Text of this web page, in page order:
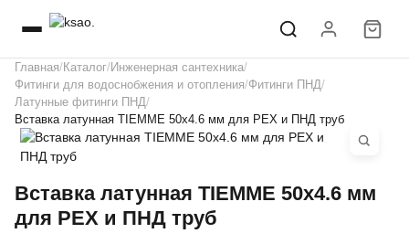
Главная Каталог Инженерная сантехника
Фитинги для водоснобжения и отопления Фитинги ПНД
Латунные фитинги ПНД
Вставка латунная TIEMME 50х4.6 мм для PEX и ПНД труб
Вставка латунная TIEMME 50х4.6 мм
для PEX и ПНД труб